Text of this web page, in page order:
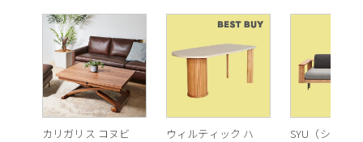
カリガリス コヌビ
ウィルティック ハ
SYU（シュウ